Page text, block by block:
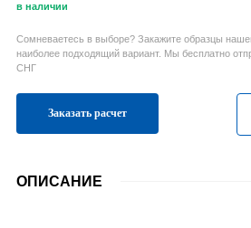
в наличии
Сомневаетесь в выборе? Закажите образцы
наиболее подходящий вариант. Мы бесплатно
СНГ
Заказать расчет
ОПИСАНИЕ